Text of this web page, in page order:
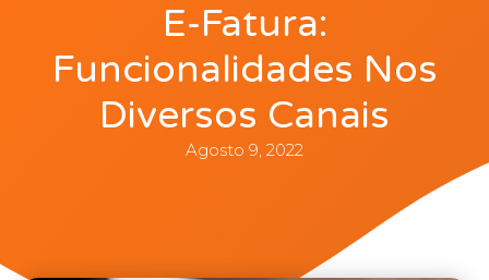
E-Fatura:
Funcionalidades Nos
Diversos Canais
Agosto 9, 2022